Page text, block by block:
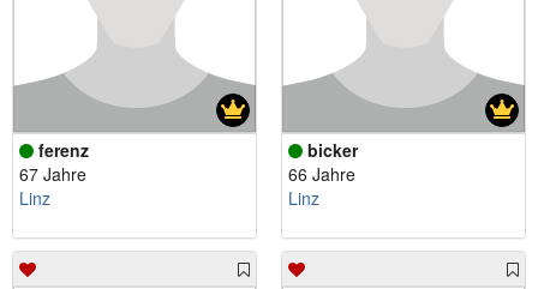
ferenz
67 Jahre
Linz
bicker
66 Jahre
Linz